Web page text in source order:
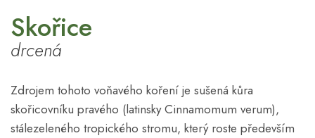
Skořice
drcená
Zdrojem tohoto voňavého koření je sušená kůra
skořicovníku pravého (latinsky Cinnamomum verum),
stálezeleného tropického stromu, který roste především